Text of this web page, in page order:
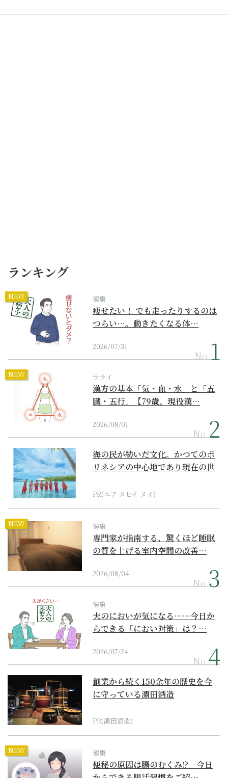
ランキング
NEW 健康
痩せたい！ でも走ったりするのは
つらい…。動きたくなる体…
2026/07/31
No.
NEW サライ
漢方の基本「気・血・水」と「五
臓・五行」【79歳、現役漢…
2026/08/01
No.
海の民が紡いだ文化。かつてのポ
リネシアの中心地であり現在の世
PR(エア タヒチ ヌイ)
NEW 健康
専門家が指南する、驚くほど睡眠
の質を上げる室内空間の改善…
2026/08/04
No.
健康
夫のにおいが気になる……今日か
らできる「におい対策」は？…
2026/07/24
No.
創業から続く150余年の歴史を今
に守っている濵田酒造
PR(濵田酒造)
NEW 健康
便秘の原因は腸のむくみ!? 今日